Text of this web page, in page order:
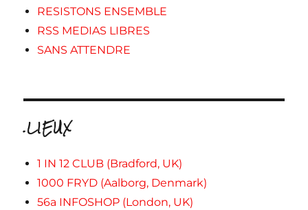
RESISTONS ENSEMBLE
RSS MEDIAS LIBRES
SANS ATTENDRE
.LIEUX
1 IN 12 CLUB (Bradford, UK)
1000 FRYD (Aalborg, Denmark)
56a INFOSHOP (London, UK)